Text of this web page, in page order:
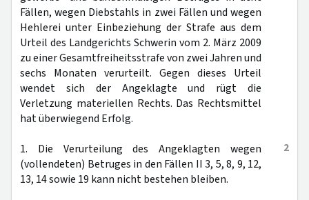
Fällen, wegen Diebstahls in zwei Fällen und wegen
Hehlerei unter Einbeziehung der Strafe aus dem
Urteil des Landgerichts Schwerin vom 2. März 2009
zu einer Gesamtfreiheitsstrafe von zwei Jahren und
sechs Monaten verurteilt. Gegen dieses Urteil
wendet sich der Angeklagte und rügt die
Verletzung materiellen Rechts. Das Rechtsmittel
hat überwiegend Erfolg.
2
1. Die Verurteilung des Angeklagten wegen
(vollendeten) Betruges in den Fällen II 3, 5, 8, 9, 12,
13, 14 sowie 19 kann nicht bestehen bleiben.